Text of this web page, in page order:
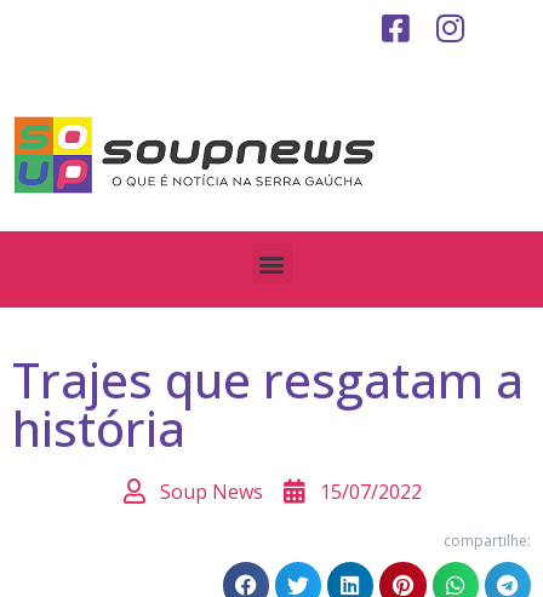
Trajes que resgatam a
história
Soup News 15/07/2022
compartilhe: